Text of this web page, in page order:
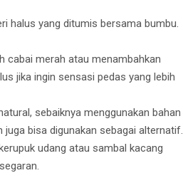
halus yang ditumis bersama bumbu.
cabai merah atau menambahkan
jika ingin sensasi pedas yang lebih
sebaiknya menggunakan bahan
bisa digunakan sebagai alternatif.
udang atau sambal kacang